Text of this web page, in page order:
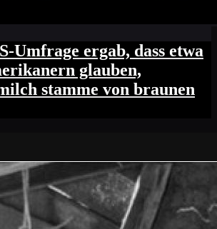
Umfrage ergab, dass etwa
glauben,
stamme von braunen